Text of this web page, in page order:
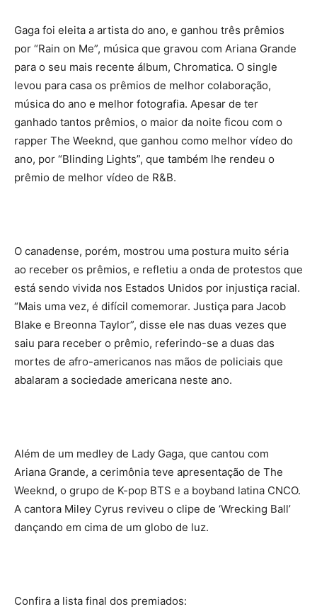
Gaga foi eleita a artista do ano, e ganhou três prêmios
por “Rain on Me”, música que gravou com Ariana Grande
para o seu mais recente álbum, Chromatica. O single
levou para casa os prêmios de melhor colaboração,
música do ano e melhor fotografia. Apesar de ter
ganhado tantos prêmios, o maior da noite ficou com o
rapper The Weeknd, que ganhou como melhor vídeo do
ano, por “Blinding Lights”, que também lhe rendeu o
prêmio de melhor vídeo de R&B.
O canadense, porém, mostrou uma postura muito séria
ao receber os prêmios, e refletiu a onda de protestos que
está sendo vivida nos Estados Unidos por injustiça racial.
“Mais uma vez, é difícil comemorar. Justiça para Jacob
Blake e Breonna Taylor”, disse ele nas duas vezes que
saiu para receber o prêmio, referindo-se a duas das
mortes de afro-americanos nas mãos de policiais que
abalaram a sociedade americana neste ano.
Além de um medley de Lady Gaga, que cantou com
Ariana Grande, a cerimônia teve apresentação de The
Weeknd, o grupo de K-pop BTS e a boyband latina CNCO.
A cantora Miley Cyrus reviveu o clipe de ‘Wrecking Ball’
dançando em cima de um globo de luz.
Confira a lista final dos premiados: